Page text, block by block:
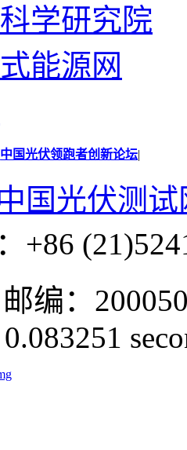
学研究院
能源网
中国光伏领跑者创新论坛|
国光伏测试
+86
编：